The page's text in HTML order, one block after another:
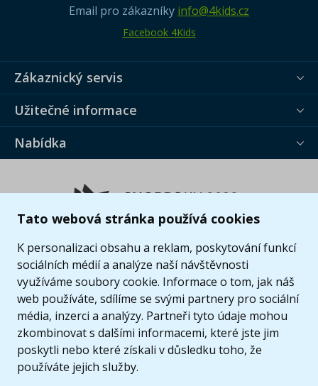
Tato webová stránka používá cookies
K personalizaci obsahu a reklam, poskytování funkcí
sociálních médií a analýze naší návštěvnosti
využíváme soubory cookie. Informace o tom, jak náš
web používáte, sdílíme se svými partnery pro sociální
média, inzerci a analýzy. Partneři tyto údaje mohou
zkombinovat s dalšími informacemi, které jste jim
poskytli nebo které získali v důsledku toho, že
používáte jejich služby.
Email pro zákazníky info@4kids.cz
Facebook 4Kids
Zákaznický servis
Užitečné informace
Nabídka